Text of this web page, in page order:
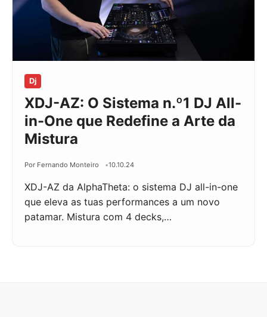
Dj
XDJ-AZ: O Sistema n.º1 DJ All-
in-One que Redefine a Arte da
Mistura
Por Fernando Monteiro 10.10.24
XDJ-AZ da AlphaTheta: o sistema DJ all-in-one
que eleva as tuas performances a um novo
patamar. Mistura com 4 decks,…